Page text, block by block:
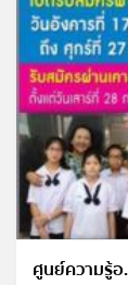
ศูนย์ความรู้